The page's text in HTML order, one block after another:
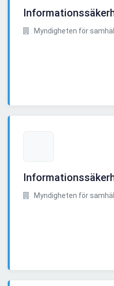
Myndigheten för
Myndigheten för